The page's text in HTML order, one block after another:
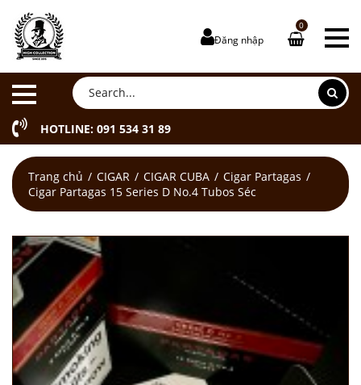
Đăng nhập
0
HOTLINE: 091 534 31 89
Trang chủ CIGAR CIGAR CUBA
Cigar Partagas
Cigar Partagas 15 Series D No.4 Tubos Séc